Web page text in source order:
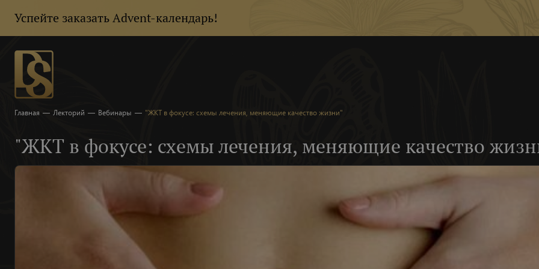
Успейте заказать Advent-календарь!
Главная — Лекторий — Вебинары — "ЖКТ в фокусе: схемы лечения, меняющие качество жизни"
"ЖКТ в фокусе: схемы лечения, меняющие качество